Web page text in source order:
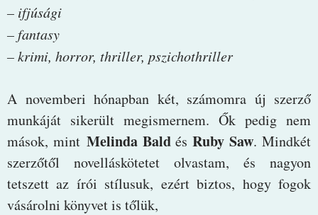
– ifjúsági
– fantasy
– krimi, horror, thriller, pszichothriller
A novemberi hónapban két, számomra új szerző
munkáját sikerült megismernem. Ők pedig nem
mások, mint Melinda BaldésRuby Saw. Mindkét
szerzőtől novelláskötetet olvastam, és nagyon
tetszett az írói stílusuk, ezért biztos, hogy fogok
vásárolni könyvet is tőlük,